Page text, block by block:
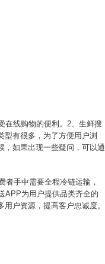
在线购物的便利。2、生鲜搜
有很多，为了方便用户浏
，如果出现一些疑问，可以通
手中需要全程冷链运输，
APP为用户提供品类齐全的
户资源，提高客户忠诚度。